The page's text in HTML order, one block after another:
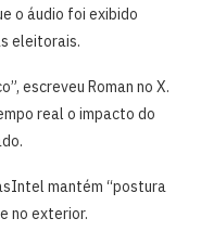
o áudio foi exibido
eleitorais.
escreveu Roman no X.
real o impacto do
mantém “postura
no exterior.